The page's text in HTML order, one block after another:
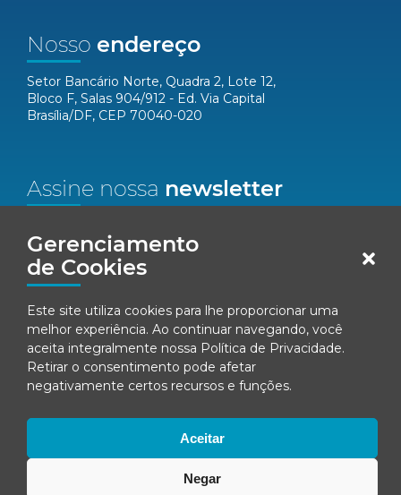
Gerenciamento
de Cookies
Este site utiliza cookies para lhe proporcionar uma
melhor experiência. Ao continuar navegando, você
aceita integralmente nossa Política de Privacidade.
Retirar o consentimento pode afetar
negativamente certos recursos e funções.
Aceitar
Negar
Nosso endereço
Setor Bancário Norte, Quadra 2, Lote 12,
Bloco F, Salas 904/912 - Ed. Via Capital
Brasília/DF, CEP 70040-020
Assine nossa newsletter
Email*
Concordo em receber comunicações da Fenacon.
Cadastrar